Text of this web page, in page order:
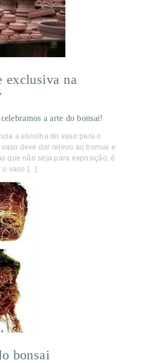
exclusiva na
a arte do bonsai!
a escolha do vaso para o
deve dar relevo ao bonsai e
que não seja para exposição, é
vaso [...]
bonsai